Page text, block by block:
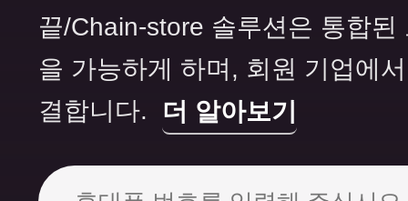
끝/Chain-store 솔루션은 통합된
을 가능하게 하며, 회원 기업에
결합니다.
더 알아보기